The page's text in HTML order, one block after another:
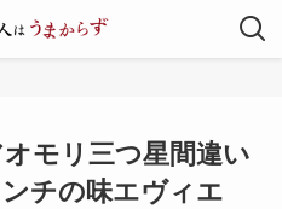
モリ三つ星間違い
チの味エヴィエ